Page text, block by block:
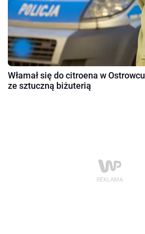
Włamał się do citroena w
ze sztuczną biżuterią